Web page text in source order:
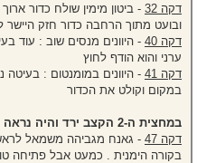
דקה 32
- ביטון מימין שולח כדור
ובועט מתוך הרחבה כדור חזק היישר
דקה 40
- היוונים מנסים שוב : עוד
ערני והוא הודף לחוץ
דקה 41
במקום וקולט את הכדור
במחצית ה-2 הקצב ירד והיה נראה שיהיה קשה מאוד להבקיע
דקה 47
- גאנח מגביהה משמאל לראש
בקורה הימנית . כמעט אבל פתיחה